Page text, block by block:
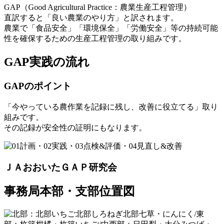
GAP（Good Agricultural Practice：農業生産工程管理）
直訳すると「良い農業のやり方」と訳されます。
農業で「食品安全」「環境保全」「労働安全」等の持続可能
性を確保するための生産工程管理の取り組みです。
GAP実践の流れ
GAPのポイント
「今やっている農作業を記録に残し、改善に役立てる」取り
組みです。
その記録が安全性の証明にもなります。
ＪＡおおいたＧＡＰ研究会
事務局本部・支部位置図